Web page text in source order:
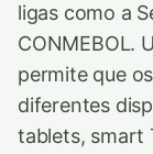
ligas como a
CONMEBOL.
permite que
diferentes
tablets, smart